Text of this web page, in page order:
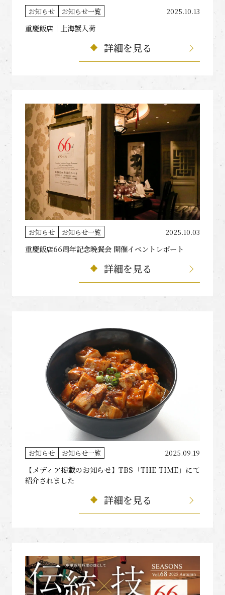
お知らせ お知らせ一覧 2025.10.13
重慶飯店｜上海蟹入荷
詳細を見る
お知らせ お知らせ一覧 2025.10.03
重慶飯店66周年記念晩餐会 開催イベントレポート
詳細を見る
お知らせ お知らせ一覧 2025.09.19
【メディア掲載のお知らせ】TBS「THE TIME」にて
紹介されました
詳細を見る